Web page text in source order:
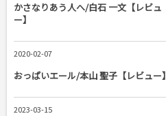
かさなりあう人へ/白石 一文【レビュ
ー】
2020-02-07
おっぱいエール/本山 聖子【レビュー】
2023-03-15